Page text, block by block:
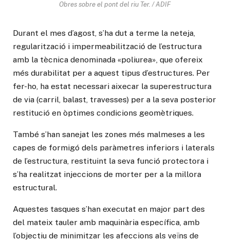
Obres sobre el pont del riu Ter. / ADIF
Durant el mes d’agost, s’ha dut a terme la neteja,
regularització i impermeabilització de l’estructura
amb la tècnica denominada «poliurea», que ofereix
més durabilitat per a aquest tipus d’estructures. Per
fer-ho, ha estat necessari aixecar la superestructura
de via (carril, balast, travesses) per a la seva posterior
restitució en òptimes condicions geomètriques.
També s’han sanejat les zones més malmeses a les
capes de formigó dels paràmetres inferiors i laterals
de l’estructura, restituint la seva funció protectora i
s’ha realitzat injeccions de morter per a la millora
estructural.
Aquestes tasques s’han executat en major part des
del mateix tauler amb maquinària específica, amb
l’objectiu de minimitzar les afeccions als veïns de